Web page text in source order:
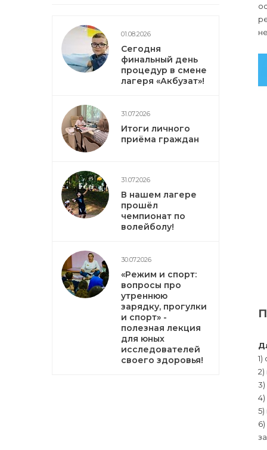
01.08.2026
Сегодня
финальный день
процедур в смене
лагеря «Акбузат»!
31.07.2026
Итоги личного
приёма граждан
31.07.2026
В нашем лагере
прошёл
чемпионат по
волейболу!
30.07.2026
«Режим и спорт:
вопросы про
утреннюю
зарядку, прогулки
и спорт» -
полезная лекция
для юных
исследователей
своего здоровья!